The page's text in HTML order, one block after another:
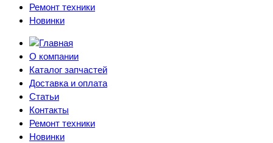
Ремонт техники
Новинки
О компании
Каталог запчастей
Доставка и оплата
Статьи
Контакты
Ремонт техники
Новинки